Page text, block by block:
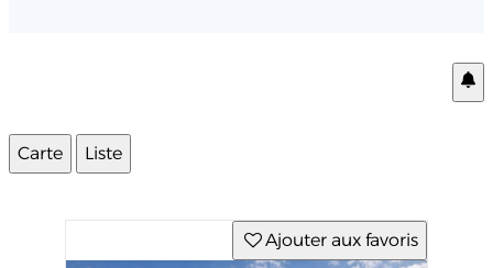
Carte Liste
Ajouter aux favoris